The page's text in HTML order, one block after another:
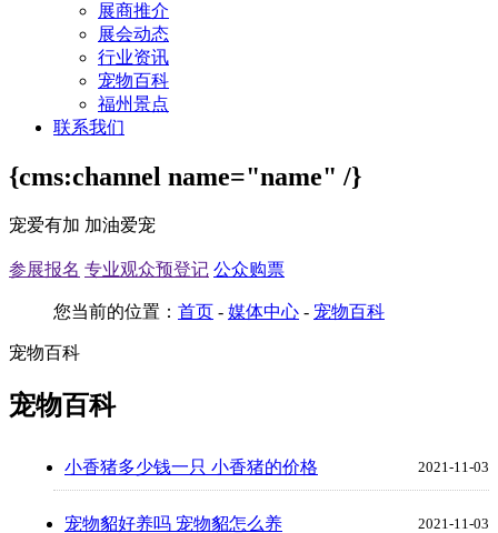
展商推介
展会动态
行业资讯
宠物百科
福州景点
联系我们
{cms:channel name="name" /}
宠爱有加 加油爱宠
参展报名 专业观众预登记 公众购票
您当前的位置： 首页 - 媒体中心 - 宠物百科
宠物百科
宠物百科
小香猪多少钱一只 小香猪的价格 2021-11-03
宠物貂好养吗 宠物貂怎么养 2021-11-03